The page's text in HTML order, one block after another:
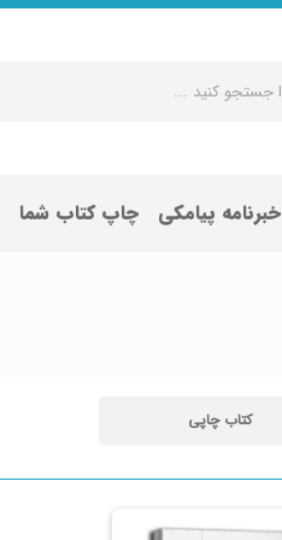
خبرنامه پیامکی چاپ کتاب شما
کتاب چاپی